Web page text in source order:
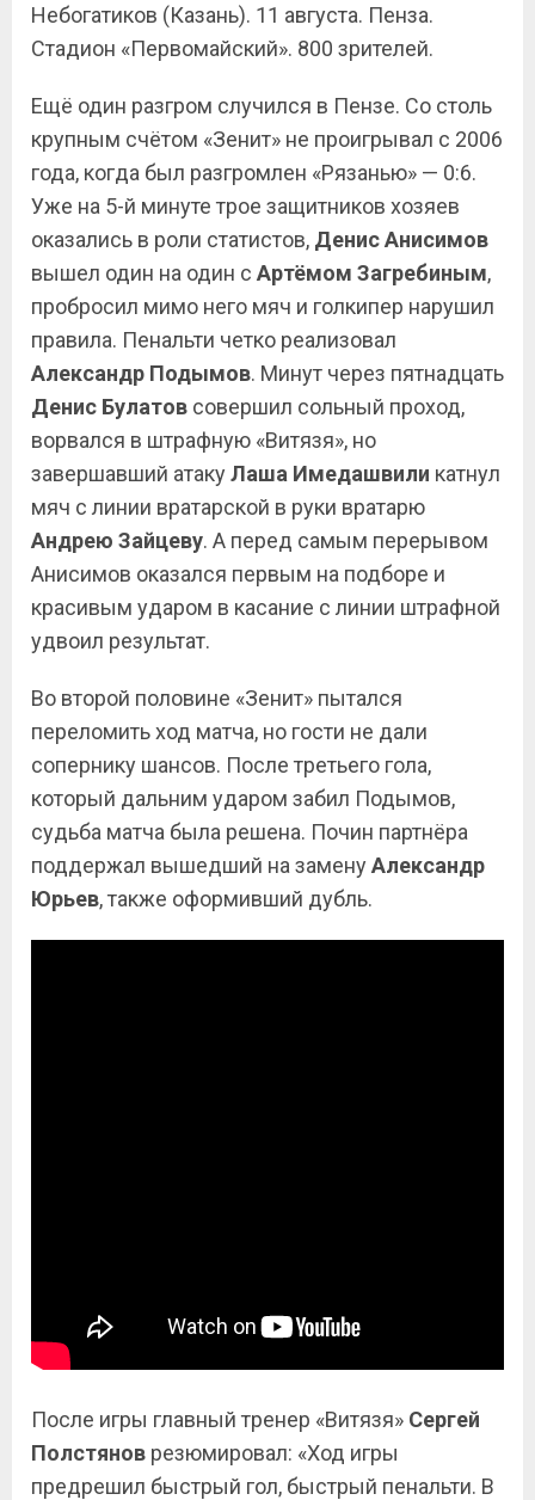
Небогатиков (Казань). 11 августа. Пенза.
Стадион «Первомайский». 800 зрителей.
Ещё один разгром случился в Пензе. Со столь
крупным счётом «Зенит» не проигрывал с 2006
года, когда был разгромлен «Рязанью» — 0:6.
Уже на 5-й минуте трое защитников хозяев
оказались в роли статистов, ДенисАнисимов
вышел один на один с Артёмом Загребиным,
пробросил мимо него мяч и голкипер нарушил
правила. Пенальти четко реализовал
Александр Подымов. Минут через пятнадцать
Денис Булатов совершил сольный проход,
ворвался в штрафную «Витязя», но
завершавший атакуЛаша Имедашвили катнул
мяч с линии вратарской в руки вратарю
Андрею Зайцеву. А перед самым перерывом
Анисимов оказался первым на подборе и
красивым ударом в касание с линии штрафной
удвоил результат.
Во второй половине «Зенит» пытался
переломить ход матча, но гости не дали
сопернику шансов. После третьего гола,
который дальним ударом забил Подымов,
судьба матча была решена. Почин партнёра
поддержал вышедший на заменуАлександр
Юрьев, также оформивший дубль.
После игры главный тренер «Витязя» Сергей
Полстянов резюмировал: «Ход игры
предрешил быстрый гол, быстрый пенальти. В